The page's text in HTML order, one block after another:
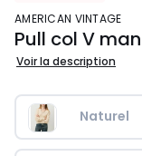
AMERICAN VINTAGE
Pull col V
Voir la description
Naturel